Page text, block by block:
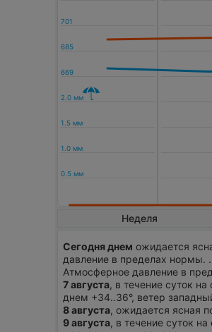
Неделя
Сегодня днем ожидается
давление в пределах нормы. .
Атмосферное давление в
7 августа, в течение суток
днем +34..36°, ветер
8 августа, ожидается ясная
9 августа, в течение суток